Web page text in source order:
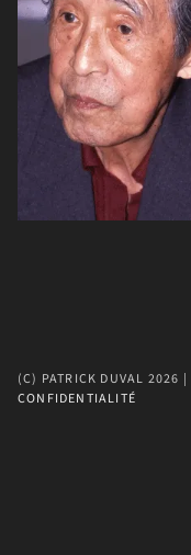
(C) PATRICK DUVAL 2026 |
CONFIDENTIALITÉ